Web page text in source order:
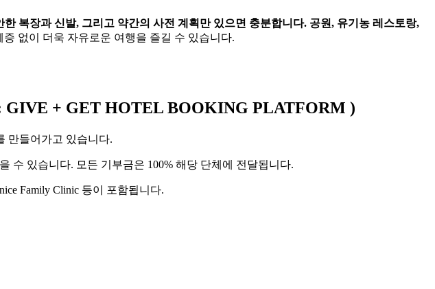
한 복장과 신발, 그리고 약간의 사전 계획만 있으면 충분합니다. 공원, 유기농 레스토랑,
증 없이 더욱 자유로운 여행을 즐길 수 있습니다.
+ GET HOTEL BOOKING PLATFORM )
만들어가고 있습니다.
수 있습니다. 모든 기부금은 100% 해당 단체에 전달됩니다.
Family Clinic 등이 포함됩니다.